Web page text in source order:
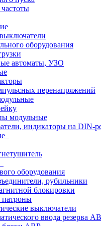
оборудования
автоматы, УЗО
перенапряжений
модульные
индикаторы на DIN-
оборудования
рубильники
блокировки
патроны
выключатели
ввода резерва